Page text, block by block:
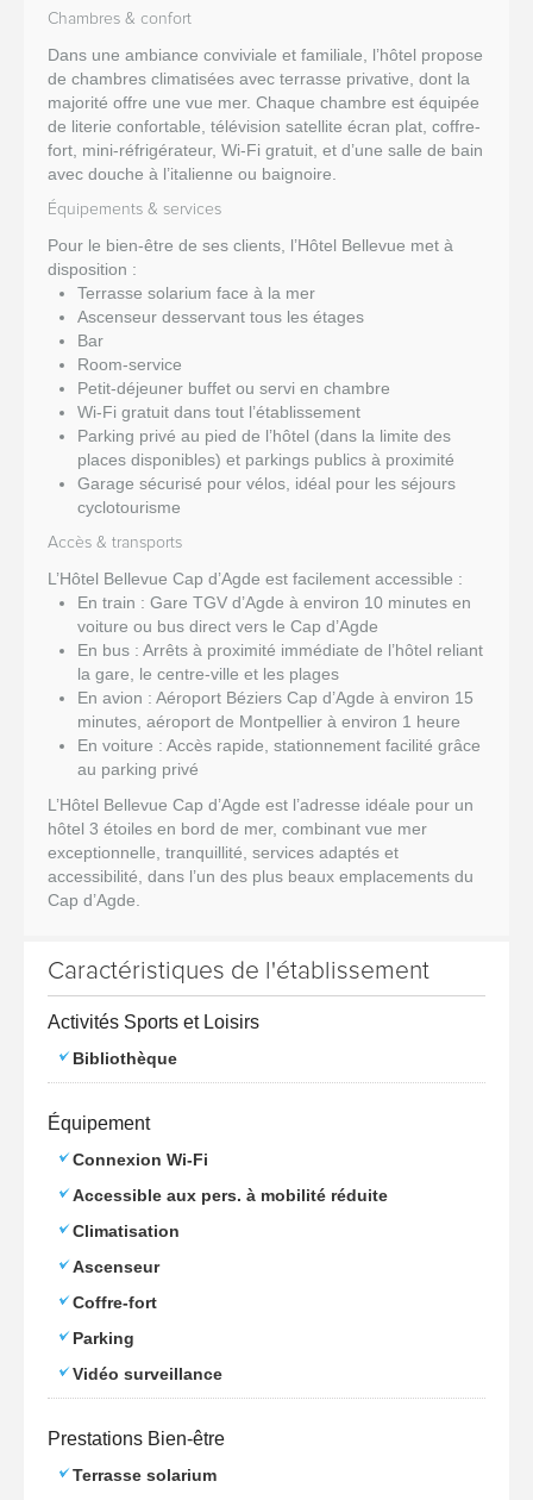
Chambres & confort
Dans une ambiance conviviale et familiale, l’hôtel propose
de chambres climatisées avec terrasse privative, dont la
majorité offre une vue mer. Chaque chambre est équipée
de literie confortable, télévision satellite écran plat, coffre-
fort, mini-réfrigérateur, Wi-Fi gratuit, et d’une salle de bain
avec douche à l’italienne ou baignoire.
Équipements & services
Pour le bien-être de ses clients, l’Hôtel Bellevue met à
disposition :
Terrasse solarium face à la mer
Ascenseur desservant tous les étages
Bar
Room-service
Petit-déjeuner buffet ou servi en chambre
Wi-Fi gratuit dans tout l’établissement
Parking privé au pied de l’hôtel (dans la limite des
places disponibles) et parkings publics à proximité
Garage sécurisé pour vélos, idéal pour les séjours
cyclotourisme
Accès & transports
L’Hôtel Bellevue Cap d’Agde est facilement accessible :
En train : Gare TGV d’Agde à environ 10 minutes en
voiture ou bus direct vers le Cap d’Agde
En bus : Arrêts à proximité immédiate de l’hôtel reliant
la gare, le centre-ville et les plages
En avion : Aéroport Béziers Cap d’Agde à environ 15
minutes, aéroport de Montpellier à environ 1 heure
En voiture : Accès rapide, stationnement facilité grâce
au parking privé
L’Hôtel Bellevue Cap d’Agde est l’adresse idéale pour un
hôtel 3 étoiles en bord de mer, combinant vue mer
exceptionnelle, tranquillité, services adaptés et
accessibilité, dans l’un des plus beaux emplacements du
Cap d’Agde.
Caractéristiques de l'établissement
Activités Sports et Loisirs
Bibliothèque
Équipement
Connexion Wi-Fi
Accessible aux pers. à mobilité réduite
Climatisation
Ascenseur
Coffre-fort
Parking
Vidéo surveillance
Prestations Bien-être
Terrasse solarium